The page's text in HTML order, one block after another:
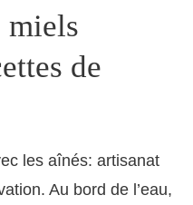
de
les aînés: artisanat
Au bord de l’eau,